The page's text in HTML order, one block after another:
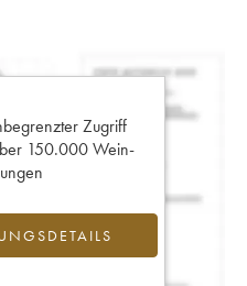
Zugriff
150.000 Wein-